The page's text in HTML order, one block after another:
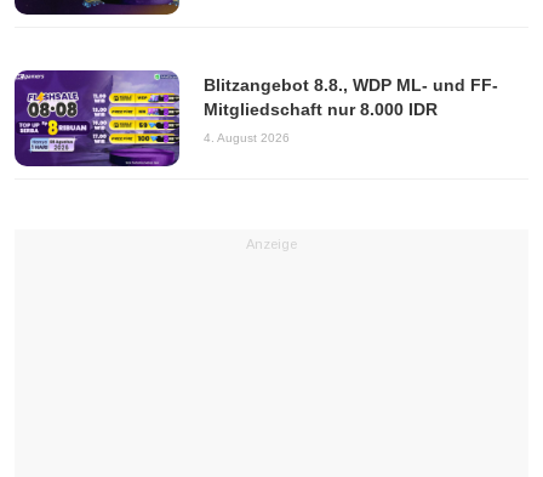
Blitzangebot 8.8., WDP ML- und FF-
Mitgliedschaft nur 8.000 IDR
4. August 2026
Anzeige